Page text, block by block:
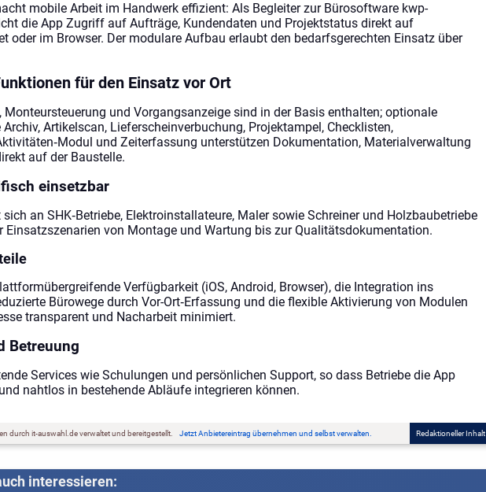
mobile Arbeit im Handwerk effizient: Als Begleiter zur Bürosoftware kwp-
die App Zugriff auf Aufträge, Kundendaten und Projektstatus direkt auf
oder im Browser. Der modulare Aufbau erlaubt den bedarfsgerechten Einsatz über
für den Einsatz vor Ort
Monteursteuerung und Vorgangsanzeige sind in der Basis enthalten; optionale
Archiv, Artikelscan, Lieferscheinverbuchung, Projektampel, Checklisten,
und Zeiterfassung unterstützen Dokumentation, Materialverwaltung
auf der Baustelle.
einsetzbar
an SHK‑Betriebe, Elektroinstallateure, Maler sowie Schreiner und Holzbaubetriebe
Einsatzszenarien von Montage und Wartung bis zur Qualitätsdokumentation.
Verfügbarkeit (iOS, Android, Browser), die Integration ins
Bürowege durch Vor-Ort‑Erfassung und die flexible Aktivierung von Modulen
transparent und Nacharbeit minimiert.
Betreuung
Services wie Schulungen und persönlichen Support, so dass Betriebe die App
nahtlos in bestehende Abläufe integrieren können.
durch it-auswahl.de verwaltet und bereitgestellt. Jetzt Anbietereintrag übernehmen und selbst verwalten. Redaktioneller Inhalt
interessieren: